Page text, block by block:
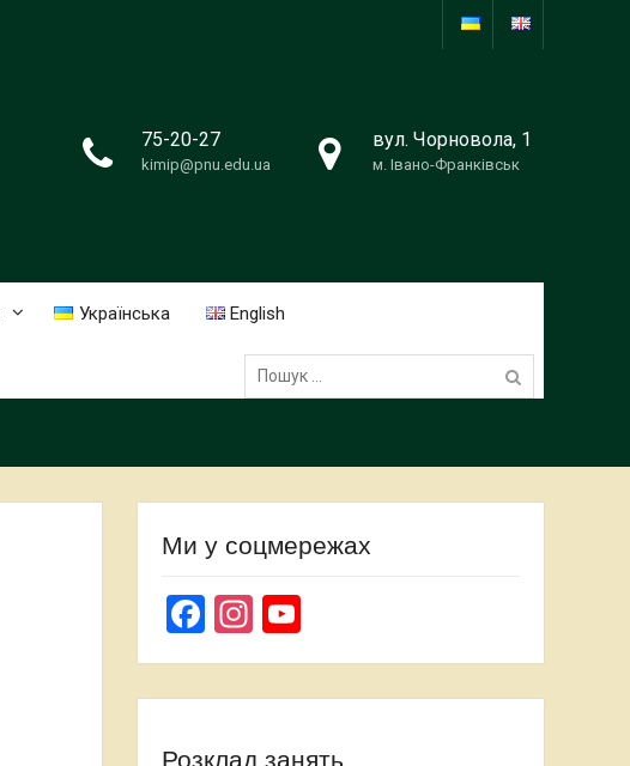
75-20-27
kimip@pnu.edu.ua
вул. Чорновола, 1
м. Івано-Франківськ
Українська English
Пошук:
Ми у соцмережах
Facebook
Instagram
Channel
Розклад занять